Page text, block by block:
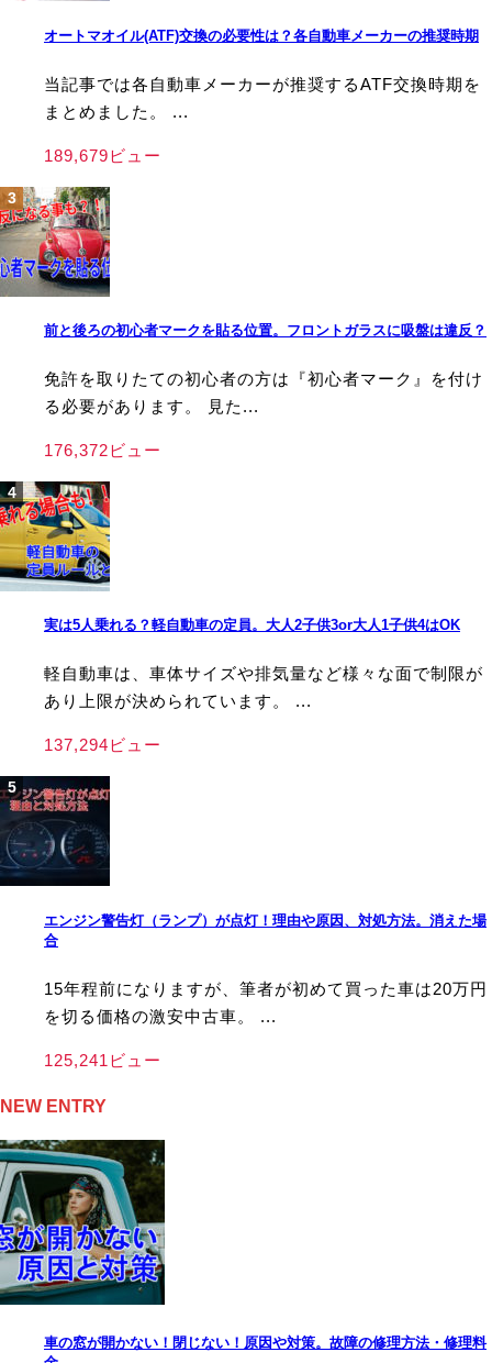
オートマオイル(ATF)交換の必要性は？各自動車メーカーの推奨時期
当記事では各自動車メーカーが推奨するATF交換時期を
まとめました。 ...
189,679ビュー
前と後ろの初心者マークを貼る位置。フロントガラスに吸盤は違反？
免許を取りたての初心者の方は『初心者マーク』を付け
る必要があります。 見た...
176,372ビュー
実は5人乗れる？軽自動車の定員。大人2子供3or大人1子供4はOK
軽自動車は、車体サイズや排気量など様々な面で制限が
あり上限が決められています。 ...
137,294ビュー
エンジン警告灯（ランプ）が点灯！理由や原因、対処方法。消えた場
合
15年程前になりますが、筆者が初めて買った車は20万円
を切る価格の激安中古車。 ...
125,241ビュー
NEW ENTRY
車の窓が開かない！閉じない！原因や対策。故障の修理方法・修理料